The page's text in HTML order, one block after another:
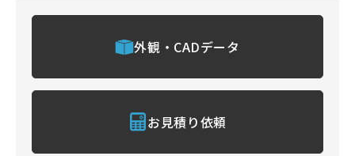
外観・CADデータ
お見積り依頼